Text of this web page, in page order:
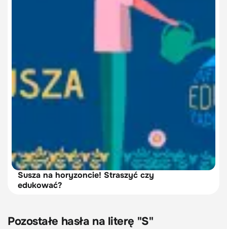
Susza na horyzoncie! Straszyć czy
edukować?
Pozostałe hasła na literę "S"